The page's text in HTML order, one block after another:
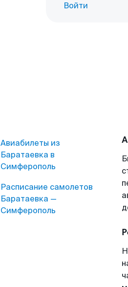
Войти
Авиабилеты из
Баратаевка в
Симферополь
Расписание самолетов
Баратаевка —
Симферополь